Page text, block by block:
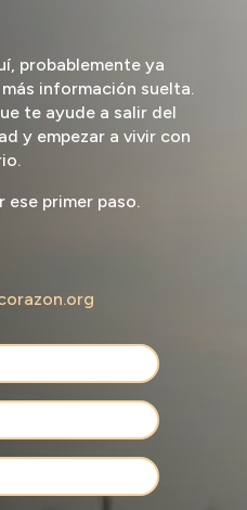
probablemente ya
información suelta.
te ayude a salir del
y empezar a vivir con
ese primer paso.